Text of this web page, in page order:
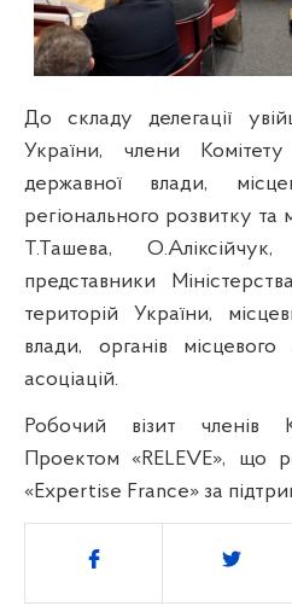
До складу делегації
України, члени
державної влади,
регіонального розвитку та
Т.Ташева,
представники
територій України,
влади, органів
асоціацій.
Робочий візит членів
Проектом «RELEVE», що
«Expertise France» за
Поділитись